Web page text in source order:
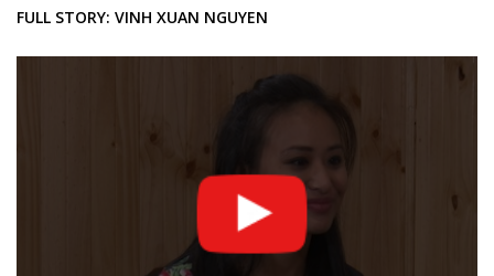
FULL STORY: VINH XUAN NGUYEN